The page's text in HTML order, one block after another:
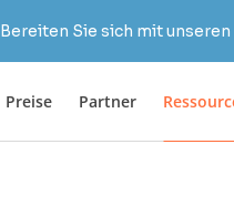
Bereiten Sie sich mit
Preise Partner